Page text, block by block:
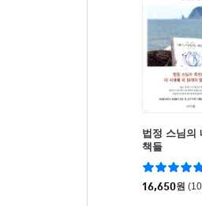
법정 스님의
책들
16,650원